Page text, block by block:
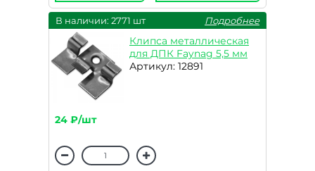
В наличии: 2771 шт Подробнее
Клипса металлическая
для ДПК Faynag 5,5 мм
Артикул: 12891
24 ₽/шт